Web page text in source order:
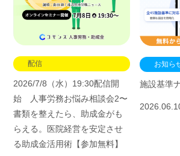
配信
2026/7/8（水）19:30配信開
始 人事労務お悩み相談会2〜
書類を整えたら、助成金がも
らえる。医院経営を安定させ
る助成金活用術【参加無料】
お知ら
施設基準